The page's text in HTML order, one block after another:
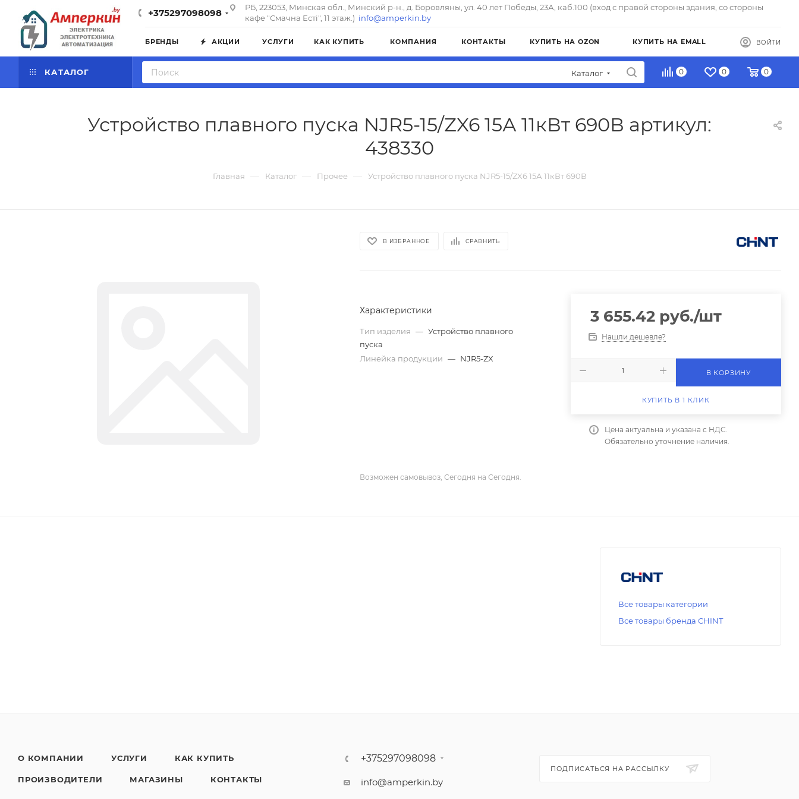
+375297098098
РБ, 223053, Минская обл., Минский р-н., д. Боровляны, ул. 40 лет Победы, 23А, каб.100 (вход с правой стороны здания, со стороны
кафе "Смачна Естi", 11 этаж.) info@amperkin.by
БРЕНДЫ АКЦИИ УСЛУГИ КАК КУПИТЬ КОМПАНИЯ КОНТАКТЫ КУПИТЬ НА OZON КУПИТЬ НА EMALL ВОЙТИ
КАТАЛОГ Каталог 0 0 0
Устройство плавного пуска NJR5-15/ZX6 15А 11кВт 690В артикул:
438330
Главная — Каталог — Прочее — Устройство плавного пуска NJR5-15/ZX6 15А 11кВт 690В
В ИЗБРАННОЕ СРАВНИТЬ
Характеристики
Тип изделия — Устройство плавного
пуска
Линейка продукции — NJR5-ZX
3 655.42руб./шт
Нашли дешевле?
В КОРЗИНУ
КУПИТЬ В 1 КЛИК
Цена актуальна и указана с НДС.
Обязательно уточнение наличия.
Возможен самовывоз, Сегодня на Сегодня.
Все товары категории
Все товары бренда CHINT
О КОМПАНИИ УСЛУГИ КАК КУПИТЬ
ПРОИЗВОДИТЕЛИ МАГАЗИНЫ КОНТАКТЫ
+375297098098
info@amperkin.by
ПОДПИСАТЬСЯ НА РАССЫЛКУ